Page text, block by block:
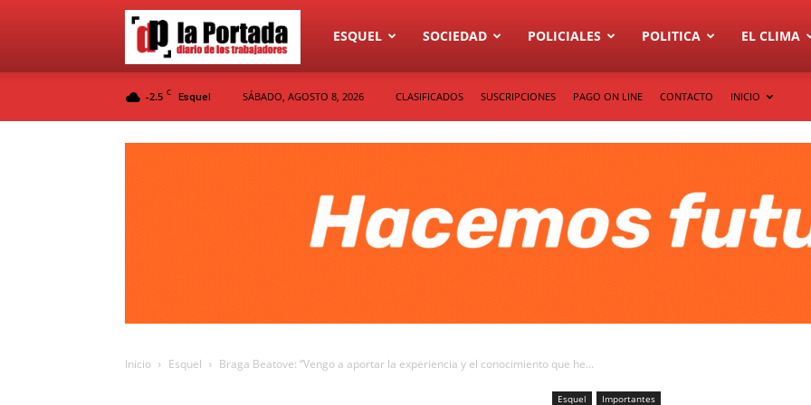
Diario
ESQUEL SOCIEDAD POLICIALES POLITICA EL CLIMA
-2.5 C Esquel SÁBADO, AGOSTO 8, 2026 CLASIFICADOS SUSCRIPCIONES PAGO ON LINE CONTACTO INICIO
Inicio Esquel Braga Beatove: “Vengo a aportar la experiencia y el conocimiento que he...
Esquel Importantes